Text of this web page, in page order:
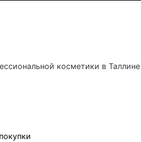
косметики в Таллине